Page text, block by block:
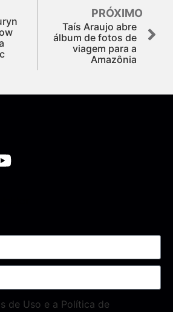
PRÓXIMO
Taís Araujo abre
álbum de fotos de
viagem para a
Amazônia
de Uso e a Política de